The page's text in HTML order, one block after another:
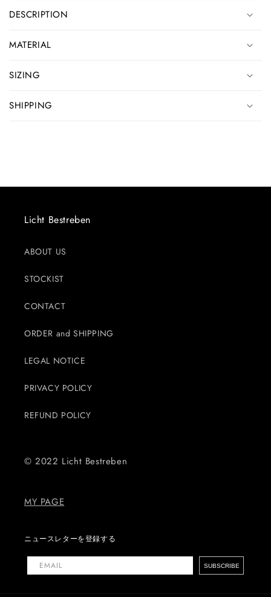
DESCRIPTION
MATERIAL
SIZING
SHIPPING
Licht Bestreben
ABOUT US
STOCKIST
CONTACT
ORDER and SHIPPING
LEGAL NOTICE
PRIVACY POLICY
REFUND POLICY
© 2022 Licht Bestreben
MY PAGE
ニュースレターを登録する
EMAIL